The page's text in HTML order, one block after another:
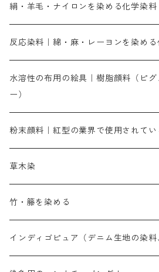
直接染料－染色手順が簡単
人気のおすすめ直接染料
染色に必要な薬品類
橙色系
青色系
絹・羊毛・ナイロンを染める化学染料
お買い得品
染料一覧
人気のおすすめ染料
染色に必要な薬品類
補助薬品
反応染料｜綿・麻・レーヨンを染め
お勧めの3原色（赤・青・黄色）
お勧め｜スミフィックス～
3原色以外の色目
赤色
染色に必要な薬品
アルカリ剤
補助薬品
捺染に必要な材料
捺染糊
水溶性の布用の絵具｜樹脂顔料（ピ
ー）
ネオカラー（色）
内容量：100g
内容量：500g
バィンダー（定着剤）
増粘剤
黄色系
粉末顔料｜紅型の業界で使用されてい
赤色系
本洋紅
代用朱黄色口
黄色系
ファストエロ―10GN（鮮やかな黄色）
ファストエロ―5GN（黄色）
青色系
草木染
植物染料
人気のおすすめ植物染料
インド茜・西洋茜の個別販売
濃染処理剤｜ソルバックスPS－900
竹・籐を染める
人気のおすすめ竹・藤を染める染料
インディゴピュア（デニム生地の染料